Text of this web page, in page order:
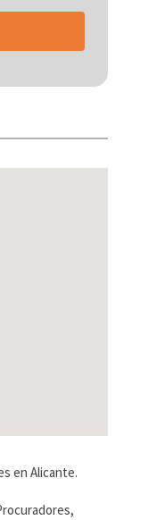
en Alicante.